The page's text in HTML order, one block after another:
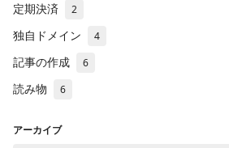
定期決済 2
独自ドメイン 4
記事の作成 6
読み物 6
アーカイブ